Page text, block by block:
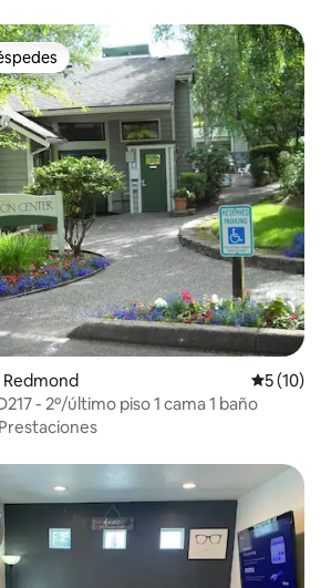
5 (10)
- 2º/último piso 1 cama 1 baño
Prestaciones